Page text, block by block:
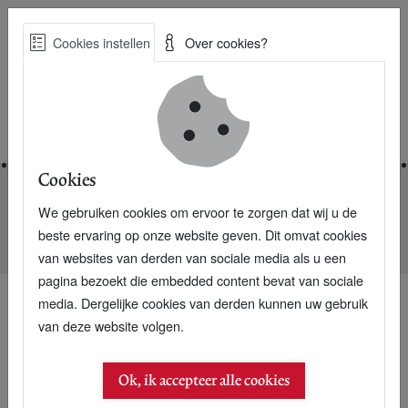
Skip
Best Practices voor een duurzame toekomst
Nieuwsarchief
Paul Hawken op zoek naar de 1000 beste bedrijven op aarde
10 maart 2004
Paul Hawken op zoek
Cookies instellen Over cookies?
Cookies
We gebruiken cookies om ervoor te zorgen dat wij u de
beste ervaring op onze website geven. Dit omvat cookies
van websites van derden van sociale media als u een
pagina bezoekt die embedded content bevat van sociale
media. Dergelijke cookies van derden kunnen uw gebruik
van deze website volgen.
Ok, ik accepteer alle cookies